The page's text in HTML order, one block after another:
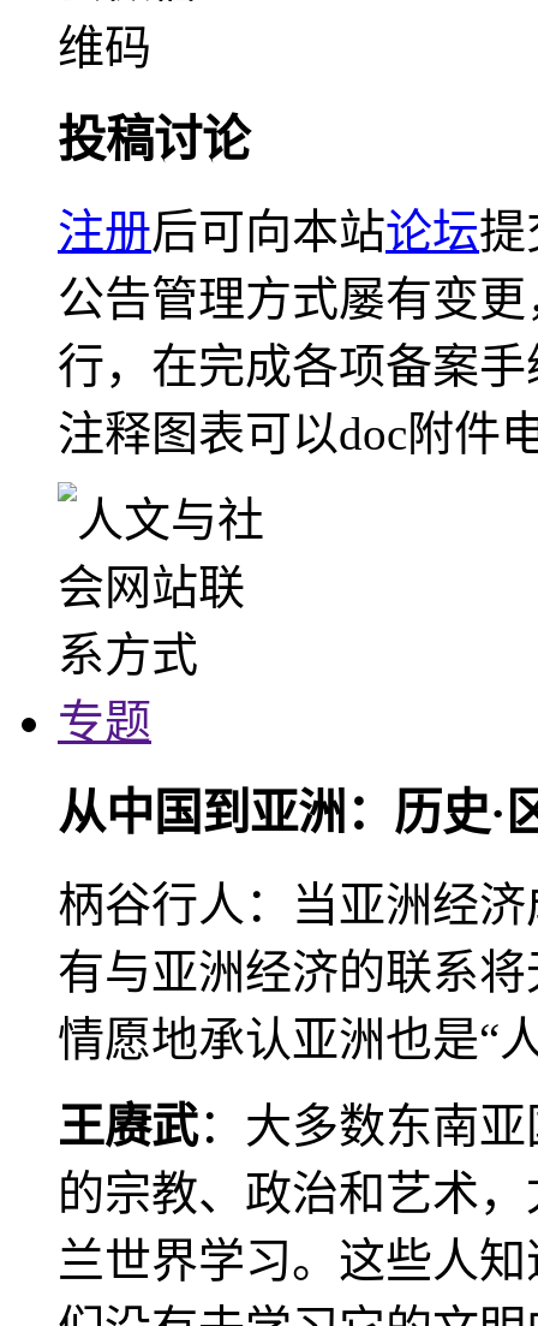
投稿讨论
注册后可向本站论坛提
公告管理方式屡有变
行，在完成各项备案
注释图表可以doc附件
专题
从中国到亚洲：历史·
柄谷行人：当亚洲经
有与亚洲经济的联系
情愿地承认亚洲也是“
王赓武：大多数东南
的宗教、政治和艺术
兰世界学习。这些人